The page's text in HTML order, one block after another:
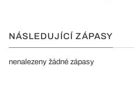
NÁSLEDUJÍCÍ ZÁPASY
nenalezeny žádné zápasy